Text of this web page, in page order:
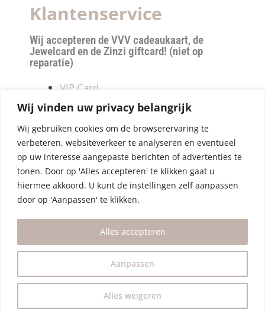
Wij vinden uw privacy belangrijk
Wij gebruiken cookies om de browserervaring te
verbeteren, websiteverkeer te analyseren en eventueel
op uw interesse aangepaste berichten of advertenties te
tonen. Door op 'Alles accepteren' te klikken gaat u
hiermee akkoord. U kunt de instellingen zelf aanpassen
door op 'Aanpassen' te klikken.
Aanpassen
Alles weigeren
Alles accepteren
Klantenservice
Wij accepteren de VVV cadeaukaart, de
Jewelcard en de Zinzi giftcard! (niet op
reparatie)
VIP Card
Retourneren
Betalen & verzendkosten
Privacy Policy
Algemene Voorwaarden